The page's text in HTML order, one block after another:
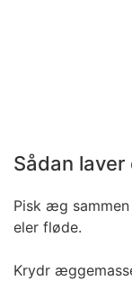
Sådan
Pisk æg sammen
eler fløde.
Krydr